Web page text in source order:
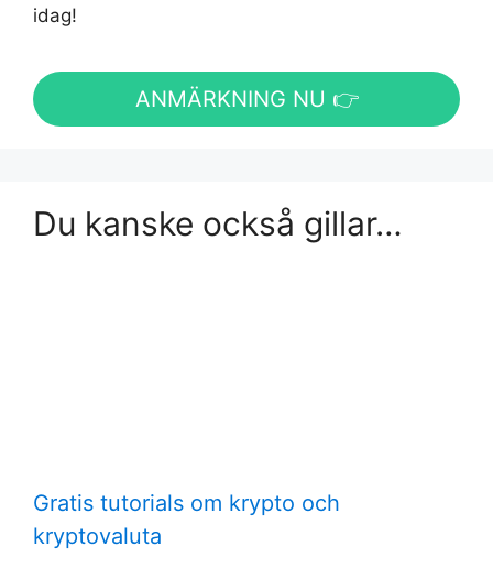
idag!
ANMÄRKNING NU 👉
Du kanske också gillar…
Gratis tutorials om krypto och
kryptovaluta